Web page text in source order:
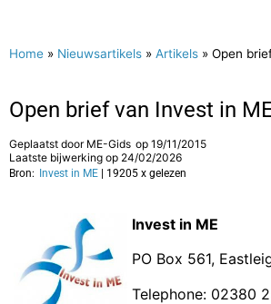
Home » Nieuwsartikels » Artikels » Open
Open brief van Invest in
Geplaatst door ME-Gids op 19/11/2015
Laatste bijwerking op 24/02/2026
Bron: Invest in ME | 19205 x gelezen
Invest in ME
PO Box 561,
Telephone: 02380